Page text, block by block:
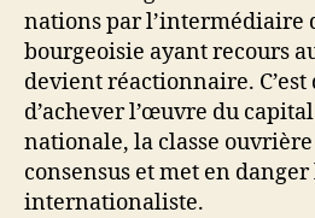
nations par l’intermédiaire
bourgeoisie ayant recours
devient réactionnaire.
d’achever l’œuvre du
nationale, la classe
consensus et met en
internationaliste.